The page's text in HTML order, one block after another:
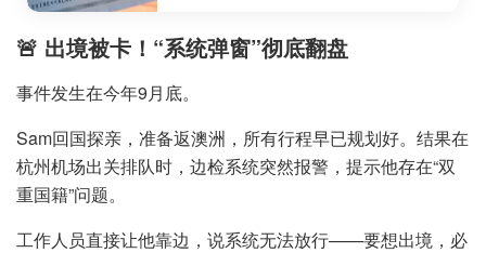
🚨 出境被卡！“系统弹窗”彻底翻盘
事件发生在今年9月底。
Sam回国探亲，准备返澳洲，所有行程早已规划好。结果在
杭州机场出关排队时，边检系统突然报警，提示他存在“双
重国籍”问题。
工作人员直接让他靠边，说系统无法放行——要想出境，必